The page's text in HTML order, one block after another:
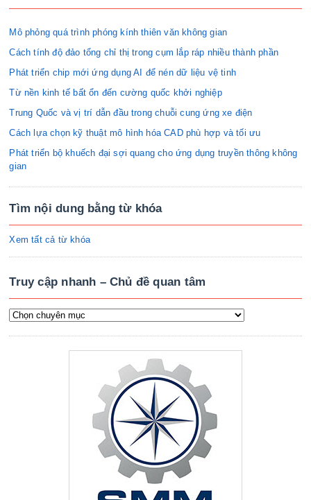
Mô phỏng quá trình phóng kính thiên văn không gian
Cách tính độ đảo tổng chỉ thị trong cụm lắp ráp nhiều thành phần
Phát triển chip mới ứng dụng AI để nén dữ liệu vệ tinh
Từ nền kinh tế bất ổn đến cường quốc khởi nghiệp
Trung Quốc và vị trí dẫn đầu trong chuỗi cung ứng xe điện
Cách lựa chọn kỹ thuật mô hình hóa CAD phù hợp và tối ưu
Phát triển bộ khuếch đại sợi quang cho ứng dụng truyền thông không
gian
Tìm nội dung bằng từ khóa
Xem tất cả từ khóa
Truy cập nhanh – Chủ đề quan tâm